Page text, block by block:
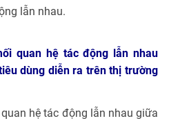
lẫn nhau.
quan hệ tác động lẫn nhau
dùng diễn ra trên thị trường
hệ tác động lẫn nhau giữa